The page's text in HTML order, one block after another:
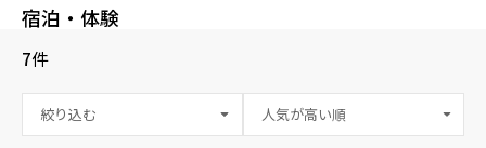
宿泊・体験
7件
絞り込む